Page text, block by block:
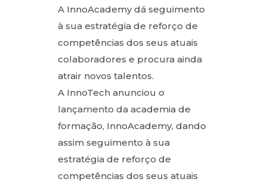
A InnoAcademy dá seguimento
à sua estratégia de reforço de
competências dos seus atuais
colaboradores e procura ainda
atrair novos talentos.
A InnoTech anunciou o
lançamento da academia de
formação, InnoAcademy, dando
assim seguimento à sua
estratégia de reforço de
competências dos seus atuais